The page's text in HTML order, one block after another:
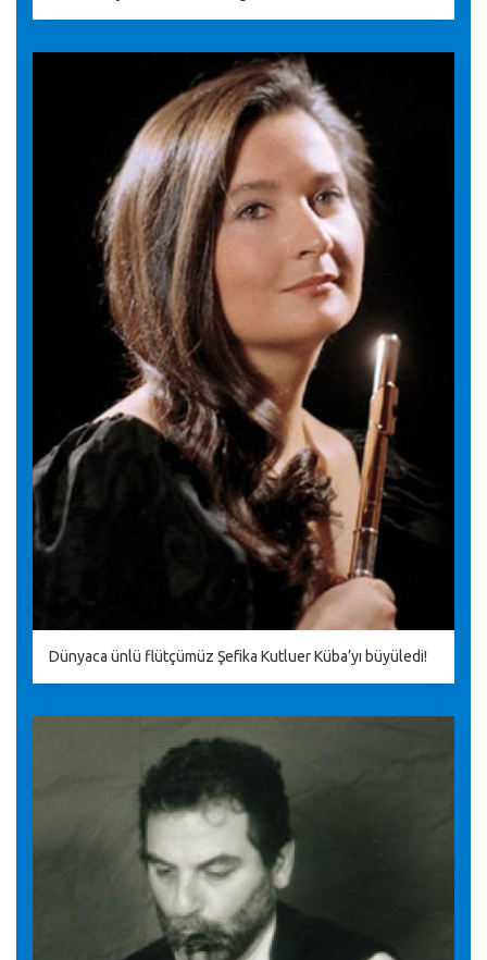
Dünyaca ünlü flütçümüz Şefika Kutluer Küba’yı büyüledi!